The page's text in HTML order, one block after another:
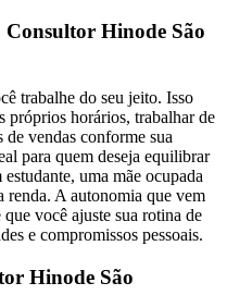
Consultor Hinode São
trabalhe do seu jeito. Isso
próprios horários, trabalhar de
de vendas conforme sua
para quem deseja equilibrar
uma mãe ocupada
renda. A autonomia que vem
você ajuste sua rotina de
e compromissos pessoais.
Hinode São